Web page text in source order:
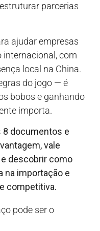
parcerias
ajudar empresas
internacional, com
local na China.
do jogo — é
bobos e ganhando
importa.
8 documentos e
vale
descobrir como
na importação e
competitiva.
pode ser o